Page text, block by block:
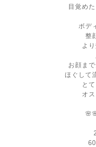
目覚め
ボデ
整
よ
お顔ま
ほぐして
と
オ